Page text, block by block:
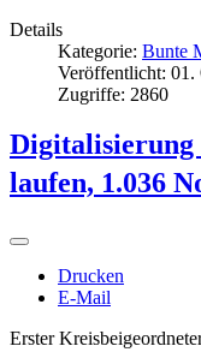
Details
Kategorie: Bunte
Veröffentlicht: 01.
Zugriffe: 2860
Digitalisierung
laufen, 1.036
Drucken
E-Mail
Erster